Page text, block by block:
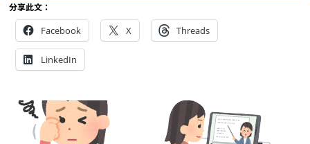
分享此文：
Facebook X Threads
LinkedIn